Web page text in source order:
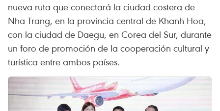
nueva ruta que conectará la ciudad costera de
Nha Trang, en la provincia central de Khanh Hoa,
con la ciudad de Daegu, en Corea del Sur, durante
un foro de promoción de la cooperación cultural y
turística entre ambos países.